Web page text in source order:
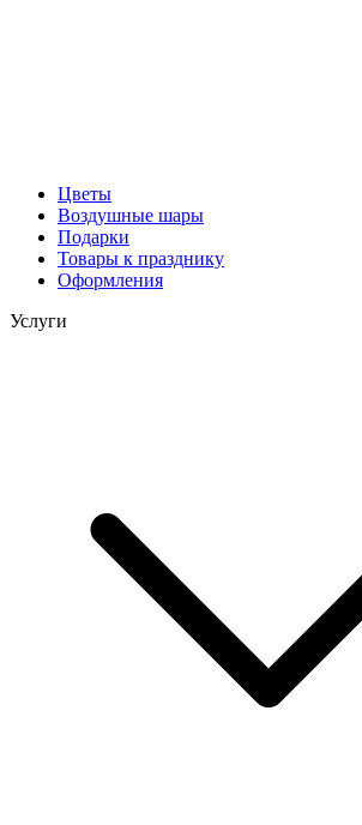
Цветы
Воздушные шары
Подарки
Товары к празднику
Оформления
Услуги